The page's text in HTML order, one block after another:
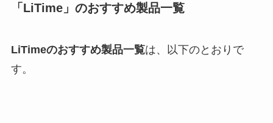
「LiTime」のおすすめ製品一覧
LiTimeのおすすめ製品一覧は、以下のとおりで
す。